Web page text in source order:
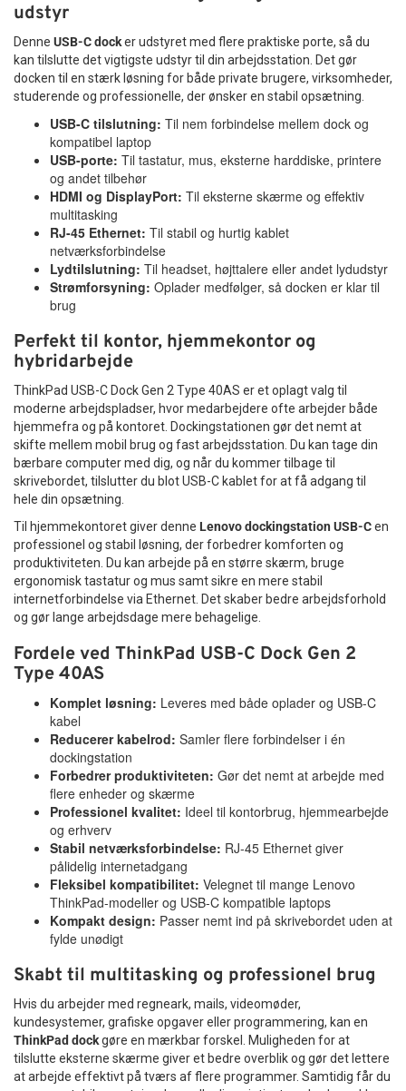
udstyr
Denne USB-C docker udstyret med flere praktiske porte, så du
kan tilslutte det vigtigste udstyr til din arbejdsstation. Det gør
docken til en stærk løsning for både private brugere, virksomheder,
studerende og professionelle, der ønsker en stabil opsætning.
USB-C tilslutning: Til nem forbindelse mellem dock og
kompatibel laptop
USB-porte: Til tastatur, mus, eksterne harddiske, printere
og andet tilbehør
HDMI og DisplayPort: Til eksterne skærme og effektiv
multitasking
RJ-45 Ethernet: Til stabil og hurtig kablet
netværksforbindelse
Lydtilslutning: Til headset, højttalere eller andet lydudstyr
Strømforsyning: Oplader medfølger, så docken er klar til
brug
Perfekt til kontor, hjemmekontor og
hybridarbejde
ThinkPad USB-C Dock Gen 2 Type 40AS er et oplagt valg til
moderne arbejdspladser, hvor medarbejdere ofte arbejder både
hjemmefra og på kontoret. Dockingstationen gør det nemt at
skifte mellem mobil brug og fast arbejdsstation. Du kan tage din
bærbare computer med dig, og når du kommer tilbage til
skrivebordet, tilslutter du blot USB-C kablet for at få adgang til
hele din opsætning.
Til hjemmekontoret giver denne Lenovo dockingstation USB-Cen
professionel og stabil løsning, der forbedrer komforten og
produktiviteten. Du kan arbejde på en større skærm, bruge
ergonomisk tastatur og mus samt sikre en mere stabil
internetforbindelse via Ethernet. Det skaber bedre arbejdsforhold
og gør lange arbejdsdage mere behagelige.
Fordele ved ThinkPad USB-C Dock Gen 2
Type 40AS
Komplet løsning: Leveres med både oplader og USB-C
kabel
Reducerer kabelrod: Samler flere forbindelser i én
dockingstation
Forbedrer produktiviteten: Gør det nemt at arbejde med
flere enheder og skærme
Professionel kvalitet: Ideel til kontorbrug, hjemmearbejde
og erhverv
Stabil netværksforbindelse: RJ-45 Ethernet giver
pålidelig internetadgang
Fleksibel kompatibilitet: Velegnet til mange Lenovo
ThinkPad-modeller og USB-C kompatible laptops
Kompakt design: Passer nemt ind på skrivebordet uden at
fylde unødigt
Skabt til multitasking og professionel brug
Hvis du arbejder med regneark, mails, videomøder,
kundesystemer, grafiske opgaver eller programmering, kan en
ThinkPad dockgøre en mærkbar forskel. Muligheden for at
tilslutte eksterne skærme giver et bedre overblik og gør det lettere
at arbejde effektivt på tværs af flere programmer. Samtidig får du